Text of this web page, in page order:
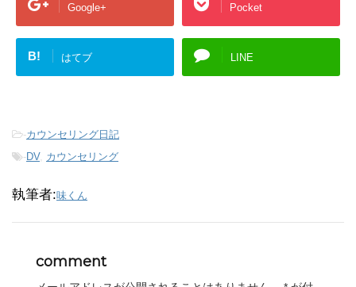
Google+ Pocket
B! はてブ LINE
-カウンセリング日記
-DV, カウンセリング
執筆者:味くん
comment